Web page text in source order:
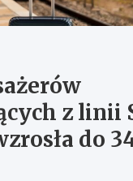
z linii
do